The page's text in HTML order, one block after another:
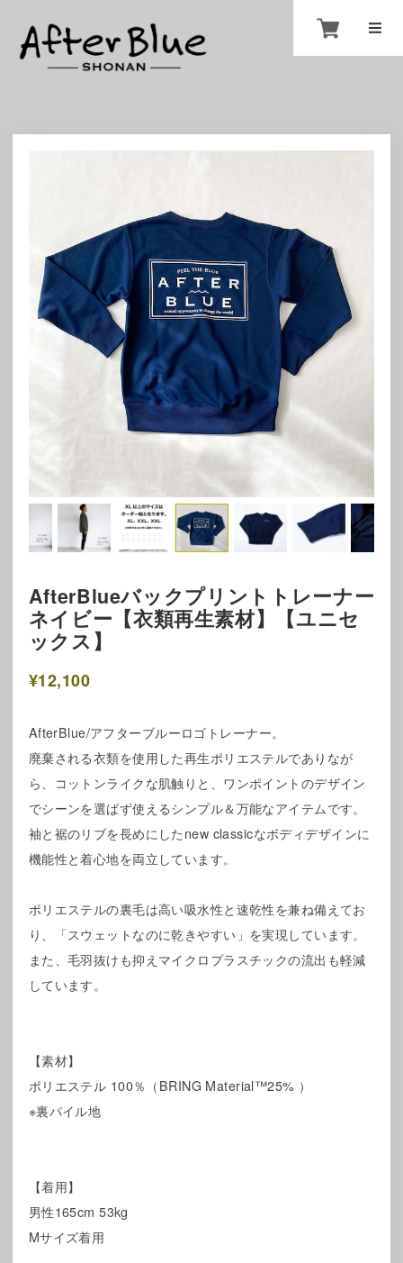
AfterBlueバックプリントトレーナー
ネイビー【衣類再生素材】【ユニセ
ックス】
¥12,100
AfterBlue/アフターブルーロゴトレーナー。
廃棄される衣類を使用した再生ポリエステルでありなが
ら、コットンライクな肌触りと、ワンポイントのデザイン
でシーンを選ばず使えるシンプル＆万能なアイテムです。
袖と裾のリブを長めにしたnew classicなボディデザインに
機能性と着心地を両立しています。
ポリエステルの裏毛は高い吸水性と速乾性を兼ね備えてお
り、「スウェットなのに乾きやすい」を実現しています。
また、毛羽抜けも抑えマイクロプラスチックの流出も軽減
しています。
【素材】
ポリエステル 100％（BRING Material™25% ）
※裏パイル地
【着用】
男性165cm 53kg
Mサイズ着用